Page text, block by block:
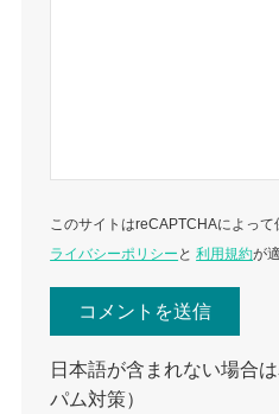
このサイトはreCAPTCHAによっ
ライバシーポリシー と利用規約が
日本語が含まれない場合
パム対策）